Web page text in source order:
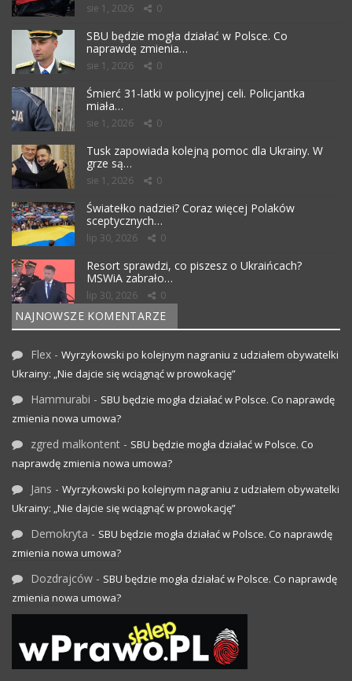
sie 1, 2026 0
SBU będzie mogła działać w Polsce. Co
naprawdę zmienia…
sie 1, 2026 0
Śmierć 31-latki w policyjnej celi. Policjantka
miała…
sie 1, 2026 0
Tusk zapowiada kolejną pomoc dla Ukrainy. W
grze są…
sie 1, 2026 0
Światełko nadziei? Coraz więcej Polaków
sceptycznych…
lip 30, 2026 0
Resort sprawdzi, co piszesz o Ukraińcach?
MSWiA zabrało…
lip 30, 2026 0
NAJNOWSZE KOMENTARZE
Flex - Wyrzykowski po kolejnym nagraniu z udziałem obywatelki
Ukrainy: „Nie dajcie się wciągnąć w prowokację”
Hammurabi - SBU będzie mogła działać w Polsce. Co naprawdę
zmienia nowa umowa?
zgred malkontent - SBU będzie mogła działać w Polsce. Co
naprawdę zmienia nowa umowa?
Jans - Wyrzykowski po kolejnym nagraniu z udziałem obywatelki
Ukrainy: „Nie dajcie się wciągnąć w prowokację”
Demokryta - SBU będzie mogła działać w Polsce. Co naprawdę
zmienia nowa umowa?
Dozdrajców - SBU będzie mogła działać w Polsce. Co naprawdę
zmienia nowa umowa?